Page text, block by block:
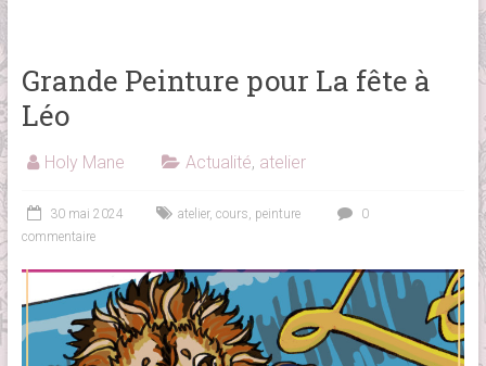
Grande Peinture pour La fête à
Léo
Holy Mane Actualité, atelier
30 mai 2024 atelier, cours peinture
0
commentaire